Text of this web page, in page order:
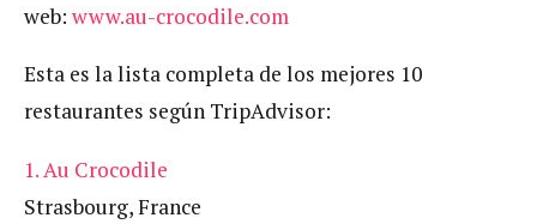
web: www.au-crocodile.com
Esta es la lista completa de los mejores 10
restaurantes según TripAdvisor:
1. Au Crocodile
Strasbourg, France